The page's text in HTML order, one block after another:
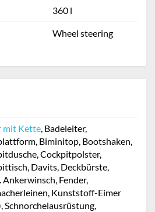
360 l
Wheel steering
mit Kette, Badeleiter,
Biminitop, Bootshaken,
Cockpitpolster,
Davits, Deckbürste,
Ankerwinsch, Fender,
Kunststoff-Eimer
Schnorchelausrüstung,